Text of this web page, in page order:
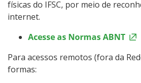
físicas do IFSC, por meio de
internet.
Acesse as Normas ABNT
Para acessos remotos (fora da
formas: